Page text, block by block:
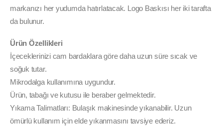
markanızı her yudumda hatırlatacak. Logo Baskısı her iki tarafta
da bulunur.
Ürün Özellikleri
İçeceklerinizi cam bardaklara göre daha uzun süre sıcak ve
soğuk tutar.
Mikrodalga kullanımına uygundur.
Ürün, tabağı ve kutusu ile beraber gelmektedir.
Yıkama Talimatları: Bulaşık makinesinde yıkanabilir. Uzun
ömürlü kullanım için elde yıkanmasını tavsiye ederiz.